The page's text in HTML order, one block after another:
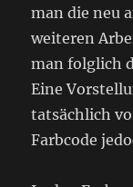
man die neu
weiteren
man folglich
Eine
tatsächlich
Farbcode